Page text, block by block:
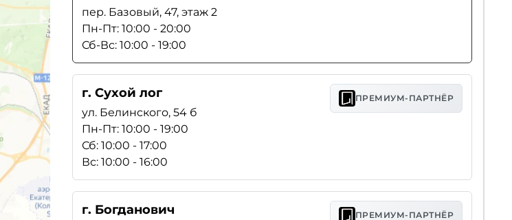
пер. Базовый, 47, этаж 2
Пн-Пт: 10:00 - 20:00
Сб-Вс: 10:00 - 19:00
г. Сухой лог
ул. Белинского, 54 б
Пн-Пт: 10:00 - 19:00
Сб: 10:00 - 17:00
Вс: 10:00 - 16:00
ПРЕМИУМ-ПАРТНЁР
г. Богданович ПРЕМИУМ-ПАРТНЁР